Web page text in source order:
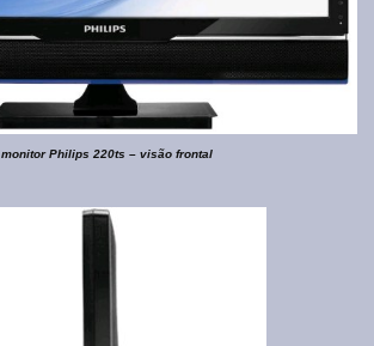
monitor Philips 220ts – visão frontal